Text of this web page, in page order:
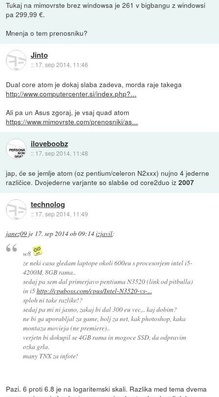
Tukaj na mimovrste brez windowsa je 261 v bigbangu z windowsi
pa 299,99 €.
Mnenja o tem prenosniku?
Jinto
:: 17. sep 2014, 11:46
Dual core atom je dokaj slaba zadeva, morda raje takega
http://www.computercenter.si/index.php?...
Ali pa un Asus zgoraj, je vsaj quad atom
https://www.mimovrste.com/prenosniki/as...
iloveboobz
:: 17. sep 2014, 11:48
jap, će se jemlje atom (oz pentium/celeron N2xxx) nujno 4 jederne
različice. Dvojederne varjante so slabše od core2duo iz2007
technolog
:: 17. sep 2014, 11:49
janez09 je 17. sep 2014 ob 09:14izjavil:
w8
ze neki casa gledam laptope okoli 600eu s procesorjem intel i5-
4200M, 8GB rama..
sedaj pa sem dal primerjavo pentiuma N3520 (link od pitbulla)
in i5http://cpuboss.com/cpus/Intel-N3520-vs-...
sploh ni take razlike!?
sedaj pa mi ni jasno, zakaj bi dal 300 eu vec,.. kaj dobim?
ne bi ga uporabljal za game, bolj za net, kak photoshop, kaka
montaza movieja (ne premiere)..
verjetn bi dokupil se 4GB rama in mogoce SSD, da odpravim
ozka grla.
many TNX za infote!
Pazi. 6 proti 6.8 je na logaritemski skali. Razlika med tema dvema